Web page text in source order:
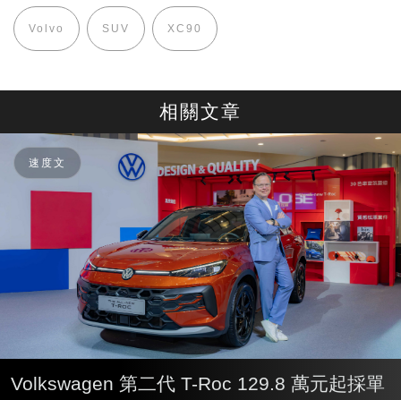
Volvo SUV XC90
相關文章
速度文
Volkswagen 第二代 T-Roc 129.8 萬元起採單